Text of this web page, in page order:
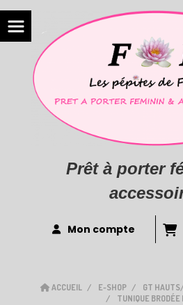
Prêt à porter
Mon compte
ACCUEIL E-SHOP
GT
TUNIQUE BRODÉE